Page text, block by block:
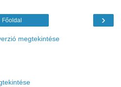
›
Főoldal
megtekintése